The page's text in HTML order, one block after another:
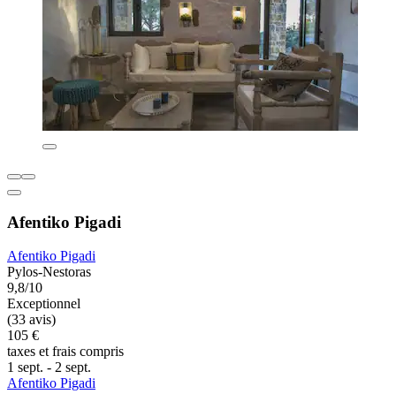
Afentiko Pigadi
Afentiko Pigadi
Pylos-Nestoras
9,8/10
Exceptionnel
(33 avis)
105 €
taxes et frais compris
1 sept. - 2 sept.
Afentiko Pigadi